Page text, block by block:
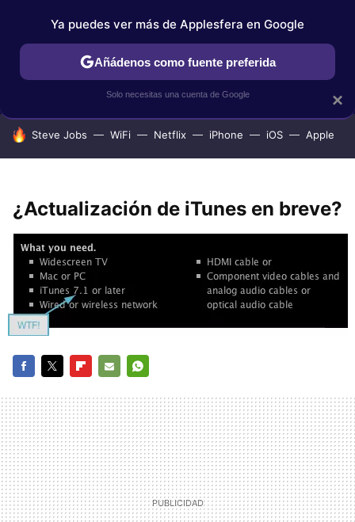
IPHONE TUTORIALES APPLESFERA SELECCIÓN
HOY SE HABLA DE
Steve Jobs WiFi Netflix iPhone iOS Apple
¿Actualización de iTunes en breve?
MAIL
×
Ya puedes ver más de Applesfera en Google
Añádenos como fuente preferida
Solo necesitas una cuenta de Google